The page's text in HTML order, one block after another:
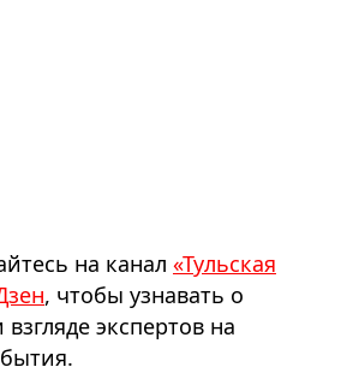
на канал «Тульская
, чтобы узнавать о
взгляде экспертов на